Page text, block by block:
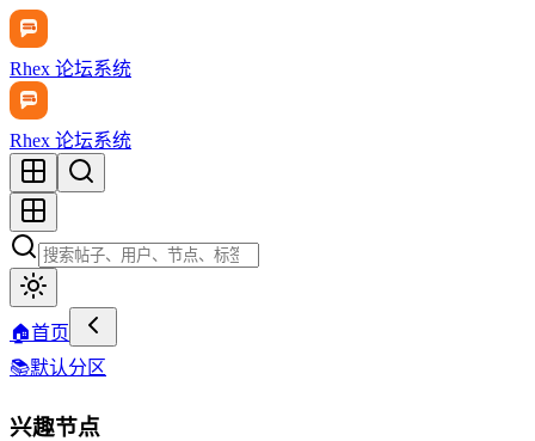
Rhex 论坛系统
Rhex 论坛系统
🏠首页
📚默认分区
兴趣节点